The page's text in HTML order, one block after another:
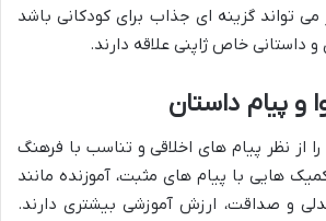
می تواند گزینه ای جذاب برای کودکانی باشد
خاص ژاپنی علاقه دارند.
و پیام داستان
از نظر پیام های اخلاقی و تناسب با فرهنگ
هایی با پیام های مثبت، آموزنده مانند
و صداقت، ارزش آموزشی بیشتری دارند.